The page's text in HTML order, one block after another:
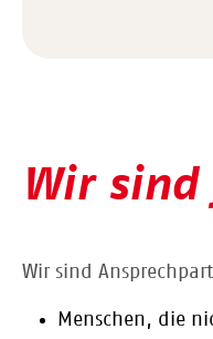
Wir
Wir sind
Menschen, die